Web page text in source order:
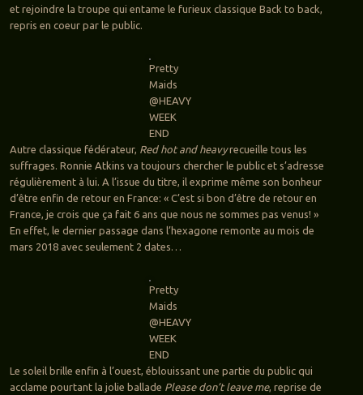
et rejoindre la troupe qui entame le furieux classique Back to back,
repris en coeur par le public.
Pretty
Maids
@HEAVY
WEEK
END
Autre classique fédérateur, Red hot and heavyrecueille tous les
suffrages. Ronnie Atkins va toujours chercher le public et s’adresse
régulièrement à lui. A l’issue du titre, il exprime même son bonheur
d’être enfin de retour en France: « C’est si bon d’être de retour en
France, je crois que ça fait 6 ans que nous ne sommes pas venus! »
En effet, le dernier passage dans l’hexagone remonte au mois de
mars 2018 avec seulement 2 dates…
Pretty
Maids
@HEAVY
WEEK
END
Le soleil brille enfin à l’ouest, éblouissant une partie du public qui
acclame pourtant la jolie ballade Please don’t leave me, reprise de